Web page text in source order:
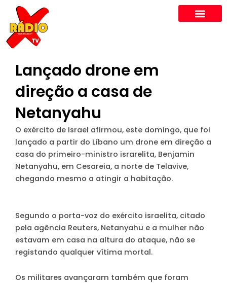
content
Lançado drone em
direção a casa de
Netanyahu
O exército de Israel afirmou, este domingo, que foi
lançado a partir do Líbano um drone em direção a
casa do primeiro-ministro israrelita, Benjamin
Netanyahu, em Cesareia, a norte de Telavive,
chegando mesmo a atingir a habitação.
Segundo o porta-voz do exército israelita, citado
pela agência Reuters, Netanyahu e a mulher não
estavam em casa na altura do ataque, não se
registando qualquer vítima mortal.
Os militares avançaram também que foram